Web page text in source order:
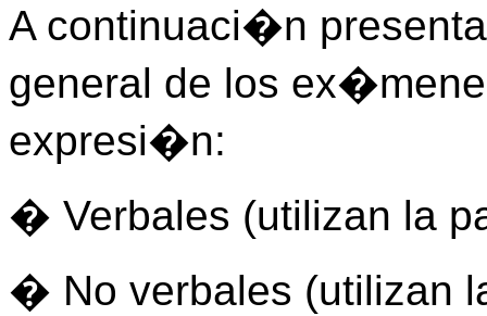
A continuaci�n
general de los
expresi�n:
� Verbales (utilizan la
� No verbales (utilizan